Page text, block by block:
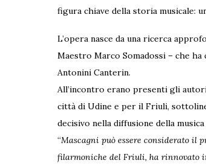
figura chiave della storia musicale:
L’opera nasce da una ricerca
Maestro Marco Somadossi – che ha
Antonini Canterin.
All’incontro erano presenti gli
città di Udine e per il Friuli,
decisivo nella diffusione della
“Mascagni può essere considerato il
filarmoniche del Friuli, ha rinnovato